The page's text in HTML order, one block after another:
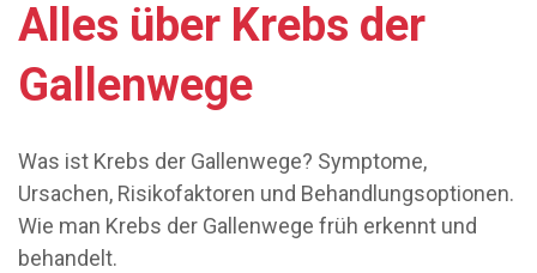
Alles über Krebs der
Gallenwege
Was ist Krebs der Gallenwege? Symptome,
Ursachen, Risikofaktoren und Behandlungsoptionen.
Wie man Krebs der Gallenwege früh erkennt und
behandelt.